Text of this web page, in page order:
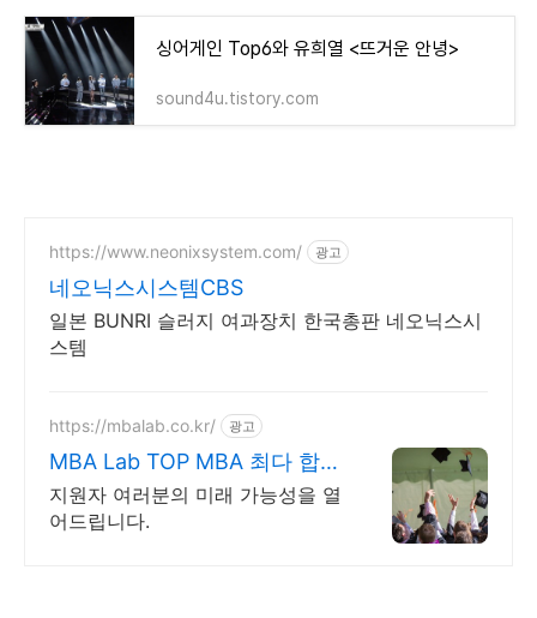
싱어게인 Top6와 유희열 <뜨거운 안녕>
sound4u.tistory.com
https://www.neonixsystem.com/ 광고
네오닉스시스템CBS
일본 BUNRI 슬러지 여과장치 한국총판 네오닉스시
스템
https://mbalab.co.kr/ 광고
MBA Lab TOP MBA 최다 합격
자
지원자 여러분의 미래 가능성을 열
어드립니다.